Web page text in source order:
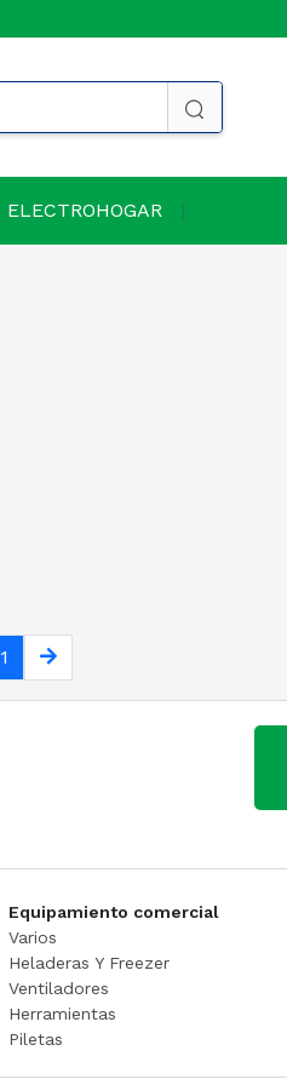
ELECTROHOGAR
1
Equipamiento comercial
Varios
Heladeras Y Freezer
Ventiladores
Herramientas
Piletas